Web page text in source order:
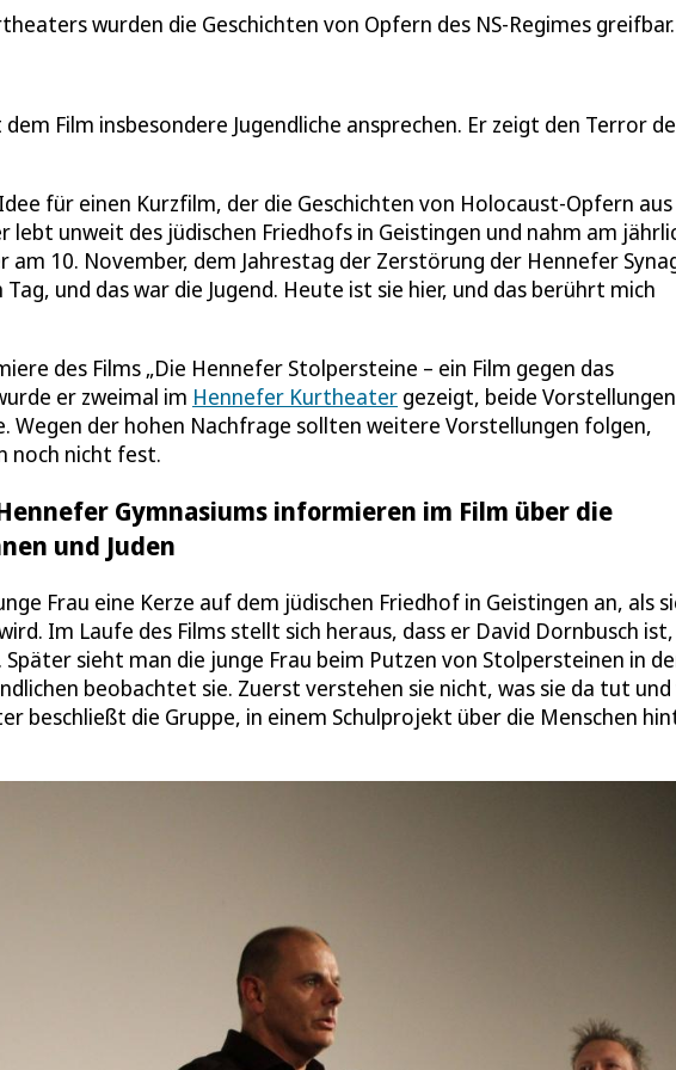
wurden die Geschichten von Opfern des NS-Regimes greifbar.
Film insbesondere Jugendliche ansprechen. Er zeigt den Terror
für einen Kurzfilm, der die Geschichten von Holocaust-Opfern aus
unweit des jüdischen Friedhofs in Geistingen und nahm am
10. November, dem Jahrestag der Zerstörung der Hennefer
und das war die Jugend. Heute ist sie hier, und das berührt mich
des Films „Die Hennefer Stolpersteine – ein Film gegen das
er zweimal im Hennefer Kurtheater gezeigt, beide Vorstellungen
der hohen Nachfrage sollten weitere Vorstellungen folgen,
noch nicht fest.
Gymnasiums informieren im Film über die
und Juden
Frau eine Kerze auf dem jüdischen Friedhof in Geistingen an, als
Im Laufe des Films stellt sich heraus, dass er David Dornbusch ist,
sieht man die junge Frau beim Putzen von Stolpersteinen in
beobachtet sie. Zuerst verstehen sie nicht, was sie da tut und
beschließt die Gruppe, in einem Schulprojekt über die Menschen